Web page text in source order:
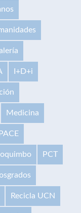
I+D+i
Medicina
PCT
Recicla UCN